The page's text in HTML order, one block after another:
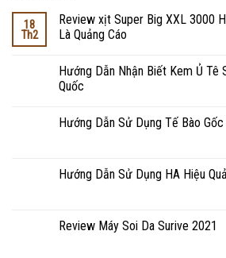
18
Th2
Review xịt Super Big XXL 3000
Là Quảng Cáo
Hướng Dẫn Nhận Biết Kem Ủ Tê
Quốc
Hướng Dẫn Sử Dụng Tế Bào
Hướng Dẫn Sử Dụng HA Hiệu Quả
Review Máy Soi Da Surive 2021